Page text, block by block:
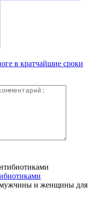
в кратчайшие сроки